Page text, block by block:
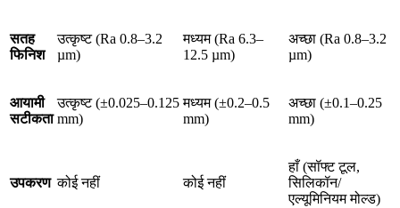
सतह
फिनिश
उत्कृष्ट (Ra 0.8–3.2
µm)
मध्यम (Ra 6.3–
12.5 µm)
अच्छा (Ra 0.8–3.2
µm)
आयामी
सटीकता
उत्कृष्ट (±0.025–0.125
mm)
मध्यम (±0.2–0.5
mm)
अच्छा (±0.1–0.25
mm)
उपकरण कोई नहीं कोई नहीं
हाँ (सॉफ्ट टूल,
सिलिकॉन/
एल्यूमिनियम मोल्ड)